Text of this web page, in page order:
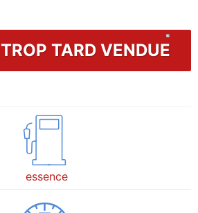
TROP TARD VENDUE
essence